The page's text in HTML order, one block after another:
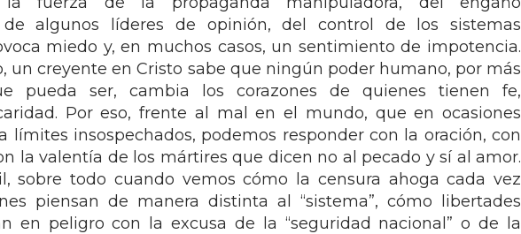
de algunos líderes de opinión, del control de los sistemas
miedo y, en muchos casos, un sentimiento de impotencia.
un creyente en Cristo sabe que ningún poder humano, por más
pueda ser, cambia los corazones de quienes tienen fe,
Por eso, frente al mal en el mundo, que en ocasiones
límites insospechados, podemos responder con la oración, con
la valentía de los mártires que dicen no al pecado y sí al amor.
sobre todo cuando vemos cómo la censura ahoga cada vez
piensan de manera distinta al “sistema”, cómo libertades
en peligro con la excusa de la “seguridad nacional” o de la